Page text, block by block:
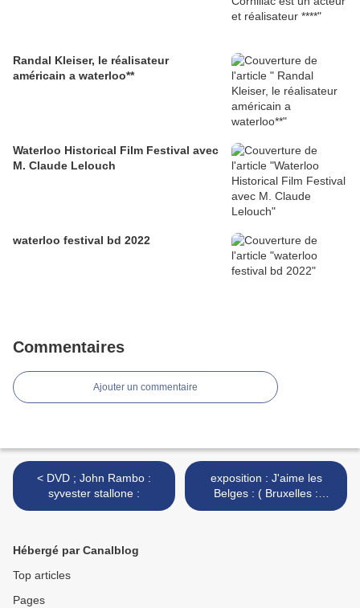
Randal Kleiser, le réalisateur
américain a waterloo**
Waterloo Historical Film Festival avec
M. Claude Lelouch
waterloo festival bd 2022
Commentaires
Ajouter un commentaire
< DVD ; John Rambo :
syvester stallone :
exposition : J'aime les
Belges : ( Bruxelles :
Belgique ) >
Hébergé par Canalblog
Top articles
Pages